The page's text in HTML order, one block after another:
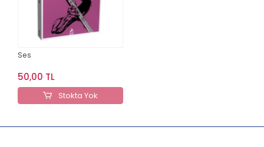
Ses
50,00 TL
Stokta Yok